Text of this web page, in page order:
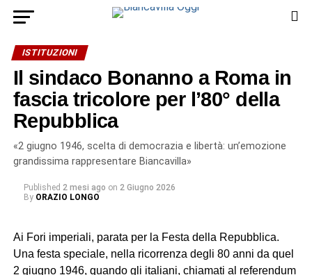
ISTITUZIONI
Il sindaco Bonanno a Roma in
fascia tricolore per l’80° della
Repubblica
«2 giugno 1946, scelta di democrazia e libertà: un’emozione
grandissima rappresentare Biancavilla»
Published 2 mesi ago on 2 Giugno 2026
By ORAZIO LONGO
Ai Fori imperiali, parata per la Festa della Repubblica.
Una festa speciale, nella ricorrenza degli 80 anni da quel
2 giugno 1946, quando gli italiani, chiamati al referendum